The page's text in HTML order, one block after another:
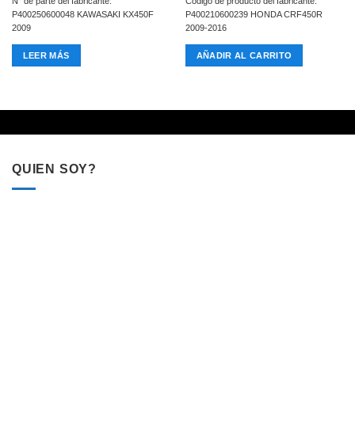
P400250600048 KAWASAKI KX450F
2009
LEER MÁS
P400210600239 HONDA CRF450R
2009-2016
AÑADIR AL CARRITO
QUIEN SOY?